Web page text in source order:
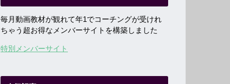
毎月動画教材が観れて年1でコーチングが受けれ
ちゃう超お得なメンバーサイトを構築しました
特別メンバーサイト